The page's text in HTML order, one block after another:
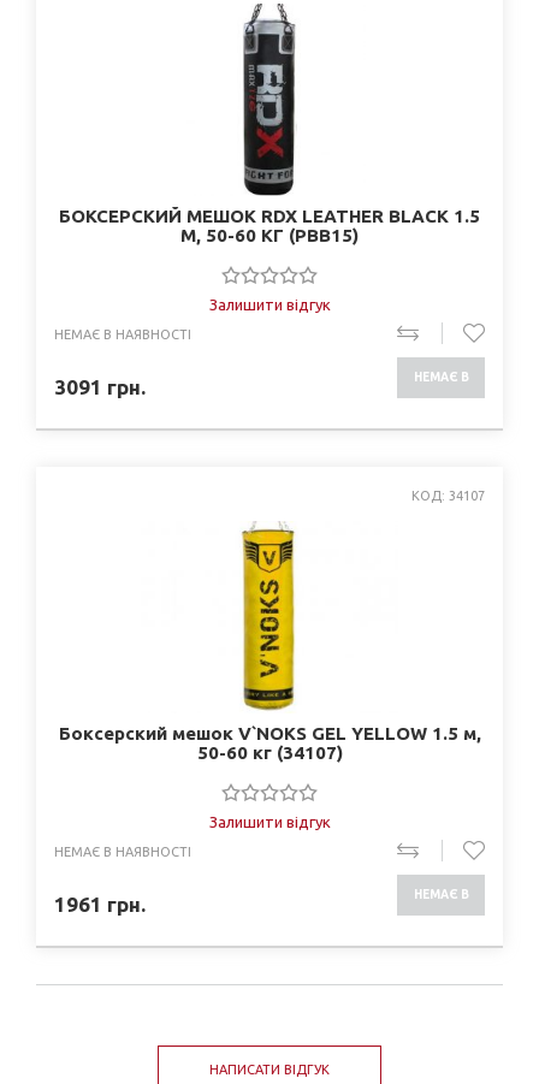
БОКСЕРСКИЙ МЕШОК RDX LEATHER BLACK 1.5
М, 50-60 КГ (PBB15)
Залишити відгук
НЕМАЄ В НАЯВНОСТІ
3091 грн. НЕМАЄ В
КОД: 34107
Боксерский мешок V`NOKS GEL YELLOW 1.5 м,
50-60 кг (34107)
Залишити відгук
НЕМАЄ В НАЯВНОСТІ
1961 грн. НЕМАЄ В
НАПИСАТИ ВІДГУК